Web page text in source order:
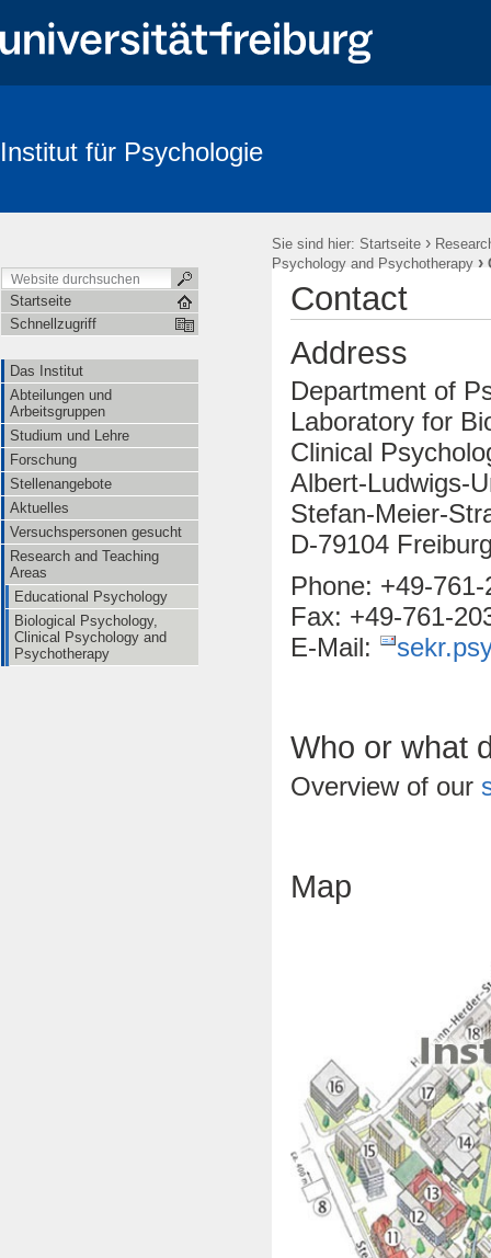
Institut für Psychologie
Sie sind hier: Startseite ›
Psychology and Psychotherapy ›
Startseite
Schnellzugriff
Das Institut
Abteilungen und
Arbeitsgruppen
Studium und Lehre
Forschung
Stellenangebote
Aktuelles
Versuchspersonen gesucht
Research and Teaching
Areas
Educational Psychology
Biological Psychology,
Clinical Psychology and
Psychotherapy
Contact
Address
Department of
Laboratory for
Clinical
Albert-Ludwigs-
Stefan-Meier-
D-79104
Phone: +49-
Fax: +49-761-
E-Mail:
Who or what
Overview of our
Map